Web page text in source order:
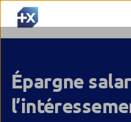
Épargne